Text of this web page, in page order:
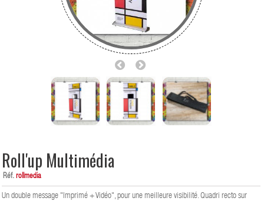
Roll'up Multimédia
Réf. rollmedia
Un double message "Imprimé + Vidéo", pour une meilleure visibilité. Quadri recto sur